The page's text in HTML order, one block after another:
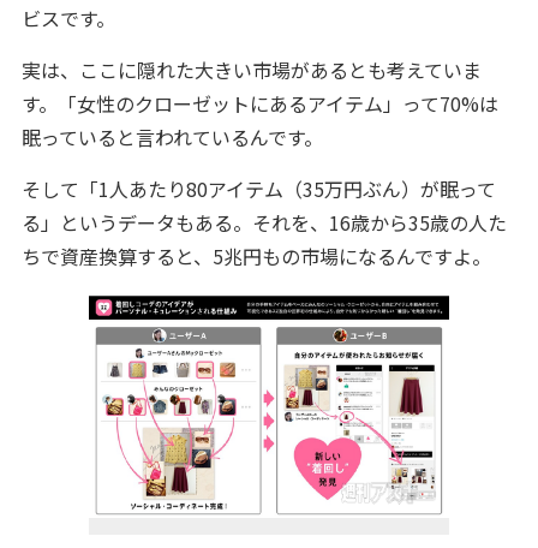
ビスです。
実は、ここに隠れた大きい市場があるとも考えていま
す。「女性のクローゼットにあるアイテム」って70%は
眠っていると言われているんです。
そして「1人あたり80アイテム（35万円ぶん）が眠って
る」というデータもある。それを、16歳から35歳の人た
ちで資産換算すると、5兆円もの市場になるんですよ。